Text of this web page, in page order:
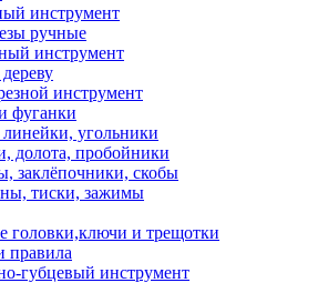
инструмент
ручные
инструмент
инструмент
фуганки
линейки, угольники
долота, пробойники
заклёпочники, скобы
тиски, зажимы
головки,ключи и трещотки
правила
губцевый инструмент